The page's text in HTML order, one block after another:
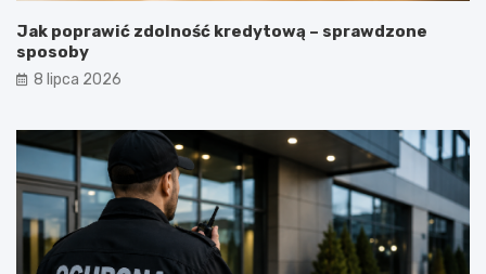
Jak poprawić zdolność kredytową – sprawdzone
sposoby
8 lipca 2026